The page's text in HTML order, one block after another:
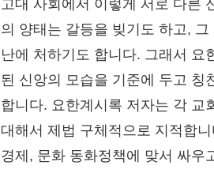
고대 사회에서 이렇게 서로 다른
의 양태는 갈등을 빚기도 하고,
난에 처하기도 합니다. 그래서 요
된 신앙의 모습을 기준에 두고 칭
합니다. 요한계시록 저자는 각 교
대해서 제법 구체적으로 지적합
경제, 문화 동화정책에 맞서 싸우